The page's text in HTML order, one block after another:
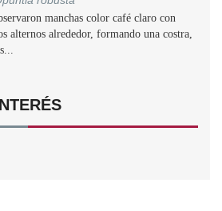
manchas color café claro con
alternos alrededor, formando una costra,